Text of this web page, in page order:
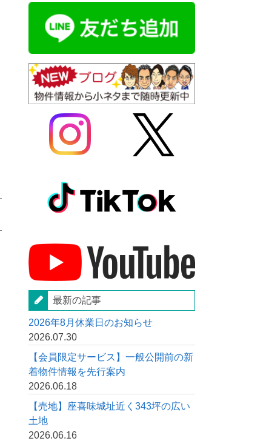
最新の記事
2026年8月休業日のお知らせ
2026.07.30
【会員限定サービス】一般公開前の新
着物件情報を先行案内
2026.06.18
【売地】座喜味城址近く343坪の広い
土地
2026.06.16